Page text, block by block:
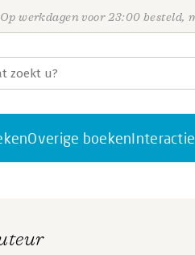
Op werkdagen voor 23:00 besteld,
Overige boeken